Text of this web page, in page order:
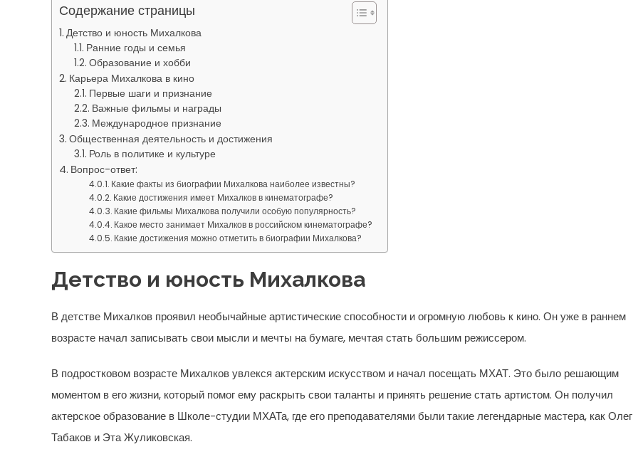
Содержание страницы
Детство и юность Михалкова
Ранние годы и семья
Образование и хобби
Карьера Михалкова в кино
Первые шаги и признание
Важные фильмы и награды
Международное признание
Общественная деятельность и достижения
Роль в политике и культуре
Вопрос-ответ:
Какие факты из биографии Михалкова наиболее известны?
Какие достижения имеет Михалков в кинематографе?
Какие фильмы Михалкова получили особую популярность?
Какое место занимает Михалков в российском кинематографе?
Какие достижения можно отметить в биографии Михалкова?
Детство и юность Михалкова
В детстве Михалков проявил необычайные артистические способности и огромную любовь к кино. Он уже в раннем
возрасте начал записывать свои мысли и мечты на бумаге, мечтая стать большим режиссером.
В подростковом возрасте Михалков увлекся актерским искусством и начал посещать МХАТ. Это было решающим
моментом в его жизни, который помог ему раскрыть свои таланты и принять решение стать артистом. Он получил
актерское образование в Школе-студии МХАТа, где его преподавателями были такие легендарные мастера, как Олег
Табаков и Эта Жуликовская.